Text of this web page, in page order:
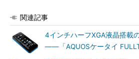
関連記事
4インチハーフXGA液晶搭載
――「AQUOSケータイ